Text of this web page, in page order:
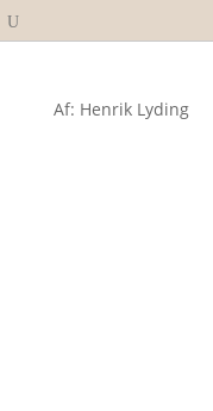
Af: Henrik Lyding